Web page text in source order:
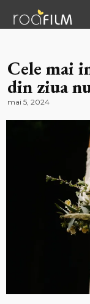
Cele mai
din ziua
mai 5, 2024